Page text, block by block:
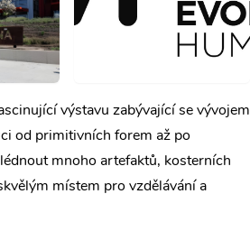
výstavu zabývající se vývojem
od primitivních forem až po
mnoho artefaktů, kosterních
místem pro vzdělávání a